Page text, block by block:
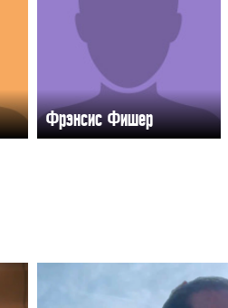
Фрэнсис Фишер